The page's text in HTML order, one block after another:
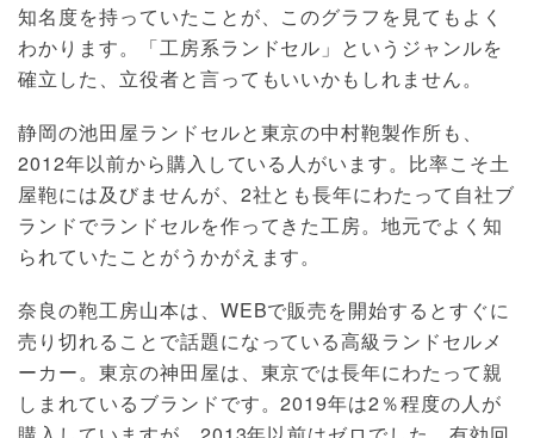
知名度を持っていたことが、このグラフを見てもよく
わかります。「工房系ランドセル」というジャンルを
確立した、立役者と言ってもいいかもしれません。
静岡の池田屋ランドセルと東京の中村鞄製作所も、
2012年以前から購入している人がいます。比率こそ土
屋鞄には及びませんが、2社とも長年にわたって自社ブ
ランドでランドセルを作ってきた工房。地元でよく知
られていたことがうかがえます。
奈良の鞄工房山本は、WEBで販売を開始するとすぐに
売り切れることで話題になっている高級ランドセルメ
ーカー。東京の神田屋は、東京では長年にわたって親
しまれているブランドです。2019年は2％程度の人が